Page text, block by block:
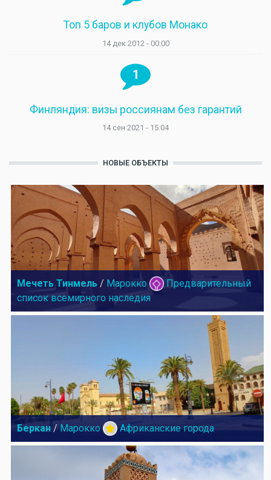
Топ 5 баров и клубов Монако
14 дек 2012 - 00:00
1
Финляндия: визы россиянам без гарантий
14 сен 2021 - 15:04
НОВЫЕ ОБЪЕКТЫ
Мечеть Тинмель / Марокко
Предварительный
список всемирного наследия
Беркан / Марокко Африканские города